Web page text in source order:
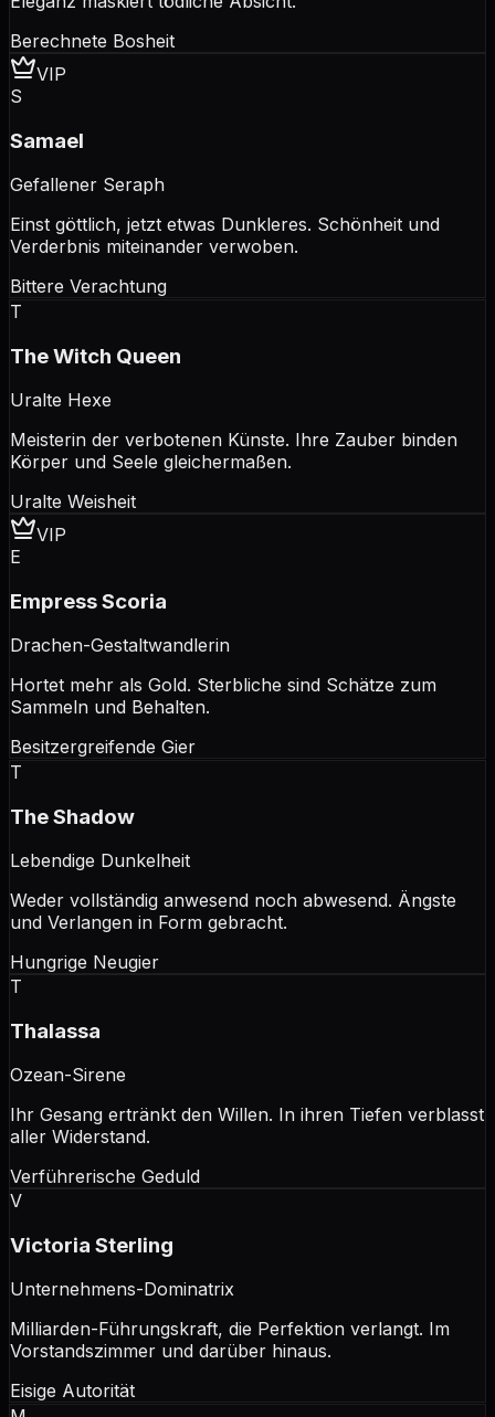
Berechnete Bosheit
VIP
S
Samael
Gefallener Seraph
Einst göttlich, jetzt etwas Dunkleres. Schönheit und
Verderbnis miteinander verwoben.
Bittere Verachtung
T
The Witch Queen
Uralte Hexe
Meisterin der verbotenen Künste. Ihre Zauber binden
Körper und Seele gleichermaßen.
Uralte Weisheit
VIP
E
Empress Scoria
Drachen-Gestaltwandlerin
Hortet mehr als Gold. Sterbliche sind Schätze zum
Sammeln und Behalten.
Besitzergreifende Gier
T
The Shadow
Lebendige Dunkelheit
Weder vollständig anwesend noch abwesend. Ängste
und Verlangen in Form gebracht.
Hungrige Neugier
T
Thalassa
Ozean-Sirene
Ihr Gesang ertränkt den Willen. In ihren Tiefen verblasst
aller Widerstand.
Verführerische Geduld
V
Victoria Sterling
Unternehmens-Dominatrix
Milliarden-Führungskraft, die Perfektion verlangt. Im
Vorstandszimmer und darüber hinaus.
Eisige Autorität